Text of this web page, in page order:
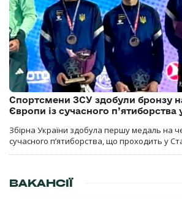
Спортсмени ЗСУ здобули бронзу
Європи із сучасного п’ятиборства
Збірна України здобула першу медаль на
сучасного п’ятиборства, що проходить у
ВАКАНСІЇ